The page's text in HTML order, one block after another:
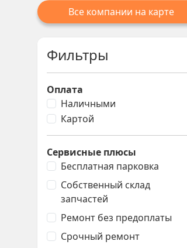
Все компании на карте
Фильтры
Оплата
Наличными
Картой
Сервисные плюсы
Бесплатная парковка
Собственный склад
запчастей
Ремонт без предоплаты
Срочный ремонт